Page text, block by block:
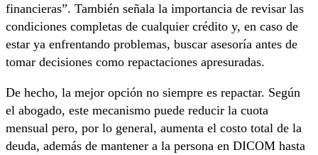
financieras”. También señala la importancia de revisar las
condiciones completas de cualquier crédito y, en caso de
estar ya enfrentando problemas, buscar asesoría antes de
tomar decisiones como repactaciones apresuradas.
De hecho, la mejor opción no siempre es repactar. Según
el abogado, este mecanismo puede reducir la cuota
mensual pero, por lo general, aumenta el costo total de la
deuda, además de mantener a la persona en DICOM hasta